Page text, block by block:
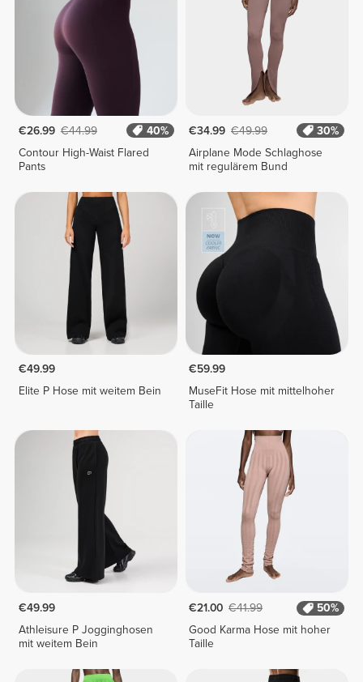
€26.99 €44.99
40%
Contour High-Waist Flared
Pants
€34.99 €49.99
30%
Airplane Mode Schlaghose
mit regulärem Bund
€49.99
Elite P Hose mit weitem Bein
€59.99
MuseFit Hose mit mittelhoher
Taille
€49.99
Athleisure P Jogginghosen
mit weitem Bein
€21.00 €41.99
50%
Good Karma Hose mit hoher
Taille